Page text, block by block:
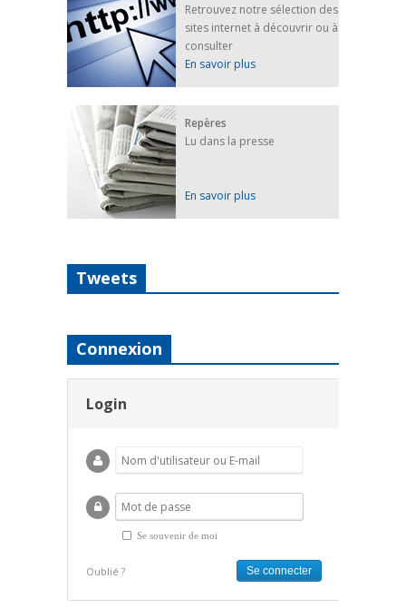
Retrouvez notre sélection des
sites internet à découvrir ou à
consulter
En savoir plus
Repères
Lu dans la presse
En savoir plus
Tweets
Connexion
Login
Se souvenir de moi
Oublié ?